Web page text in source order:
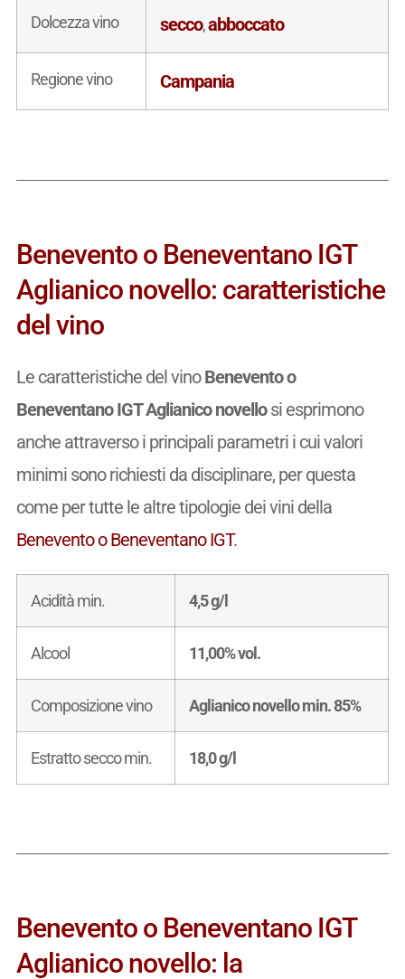
Dolcezza vino secco,abboccato
Regione vino Campania
Benevento o Beneventano IGT
Aglianico novello: caratteristiche
del vino
Le caratteristiche del vinoBenevento o
Beneventano IGT Aglianico novellosi esprimono
anche attraverso i principali parametri i cui valori
minimi sono richiesti da disciplinare, per questa
come per tutte le altre tipologie dei vini della
Benevento o Beneventano IGT.
Acidità min. 4,5 g/l
Alcool 11,00% vol.
Composizione vino Aglianico novello min. 85%
Estratto secco min. 18,0 g/l
Benevento o Beneventano IGT
Aglianico novello: la